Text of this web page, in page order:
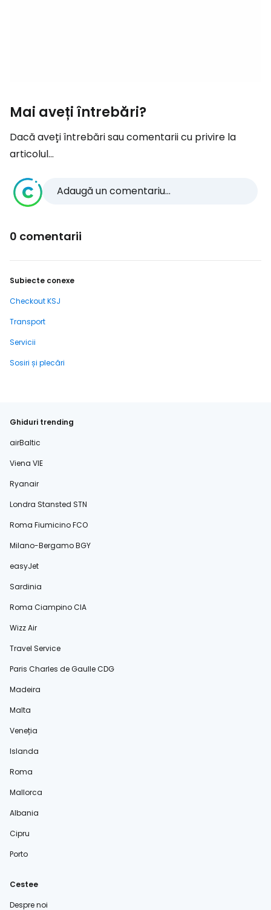
Mai aveți întrebări?
Dacă aveți întrebări sau comentarii cu privire la
articolul...
Adaugă un comentariu...
0 comentarii
Subiecte conexe
Checkout KSJ
Transport
Servicii
Sosiri și plecări
Ghiduri trending
airBaltic
Viena VIE
Ryanair
Londra Stansted STN
Roma Fiumicino FCO
Milano-Bergamo BGY
easyJet
Sardinia
Roma Ciampino CIA
Wizz Air
Travel Service
Paris Charles de Gaulle CDG
Madeira
Malta
Veneția
Islanda
Roma
Mallorca
Albania
Cipru
Porto
Cestee
Despre noi